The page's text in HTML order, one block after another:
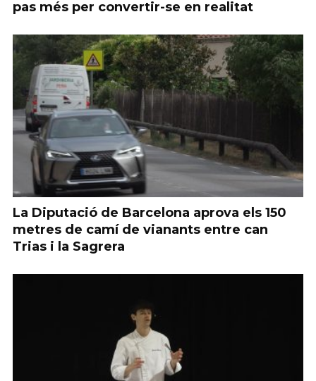
pas més per convertir-se en realitat
La Diputació de Barcelona aprova els 150
metres de camí de vianants entre can
Trias i la Sagrera